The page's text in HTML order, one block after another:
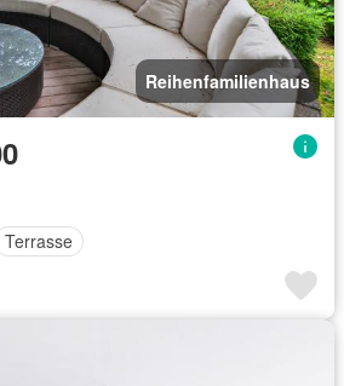
Reihenfamilienhaus
Terrasse